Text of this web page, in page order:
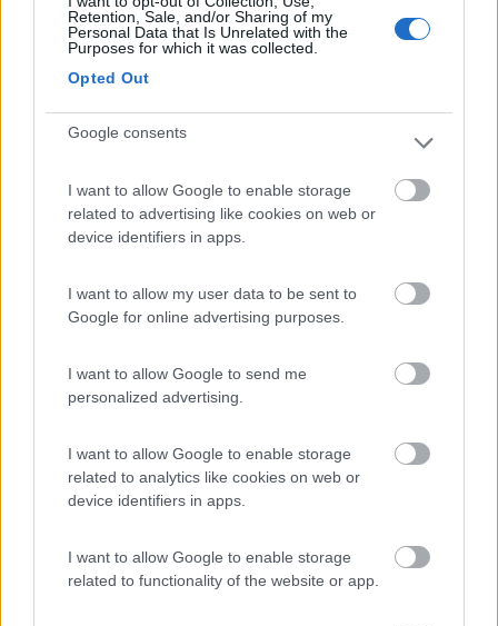
Retention, Sale, and/or Sharing of my
Personal Data that Is Unrelated with the
Purposes for which it was collected.
Opted Out
Google consents
I want to allow Google to enable storage
related to advertising like cookies on web or
device identifiers in apps.
I want to allow my user data to be sent to
Google for online advertising purposes.
I want to allow Google to send me
personalized advertising.
I want to allow Google to enable storage
related to analytics like cookies on web or
device identifiers in apps.
I want to allow Google to enable storage
related to functionality of the website or app.
marcucciolo
9053
Inserito il24/03/2017
In risposta al messaggio diGiovannidel24/03/2017alle15:38:58
regolatore, ho risolto in un'estate dove ho settato l'accrocco affinché mi
fornisse 14.4v massimi; batterie Agm, 2 in parallelo secco da 100Ah cad.
...
Giovanni ,
se ci fosse una sola probabilità che figliassero , avrei già messo
su un allevamento di litio
Mar..cucciolo
Topolone
Inserito il24/03/2017 alle:16:32:38